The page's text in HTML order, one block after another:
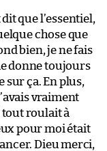
que l’essentiel,
chose que
bien, je ne fais
donne toujours
sur ça. En plus,
vraiment
tout roulait à
pour moi était
Dieu merci,